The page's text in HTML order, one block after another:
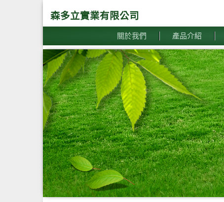
森多立實業有限公司
關於我們 產品介紹